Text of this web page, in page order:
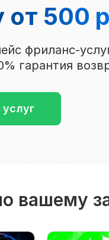
от 500
фриланс-
гарантия
вашему